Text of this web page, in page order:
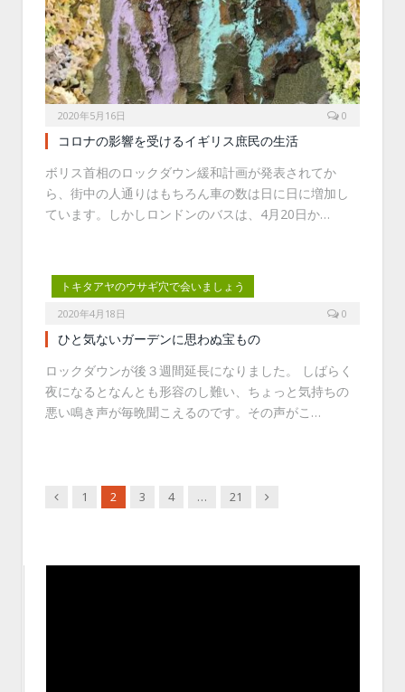
2020年5月16日 0
コロナの影響を受けるイギリス庶民の生活
ボリス首相のロックダウン緩和計画が発表されてか
ら、街中の人通りはもちろん車の数は日に日に増加し
ています。しかしロンドンのバスは、4月20日か…
トキタアヤのウサギ穴で会いましょう
2020年4月18日 0
ひと気ないガーデンに思わぬ宝もの
ロックダウンが後３週間延長になりました。 しばらく
夜になるとなんとも形容のし難い、ちょっと気持ちの
悪い鳴き声が毎晩聞こえるのです。その声がこ…
Previous
1 2 3 4 … 21 Next